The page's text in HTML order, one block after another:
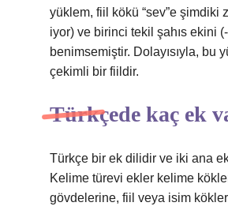
yüklem, fiil kökü “sev”e şimdiki
iyor) ve birinci tekil şahıs ekini
benimsemiştir. Dolayısıyla, bu
çekimli bir fiildir.
Türkçede kaç ek
Türkçe bir ek dilidir ve iki ana ek
Kelime türevi ekler kelime
gövdelerine, fiil veya isim